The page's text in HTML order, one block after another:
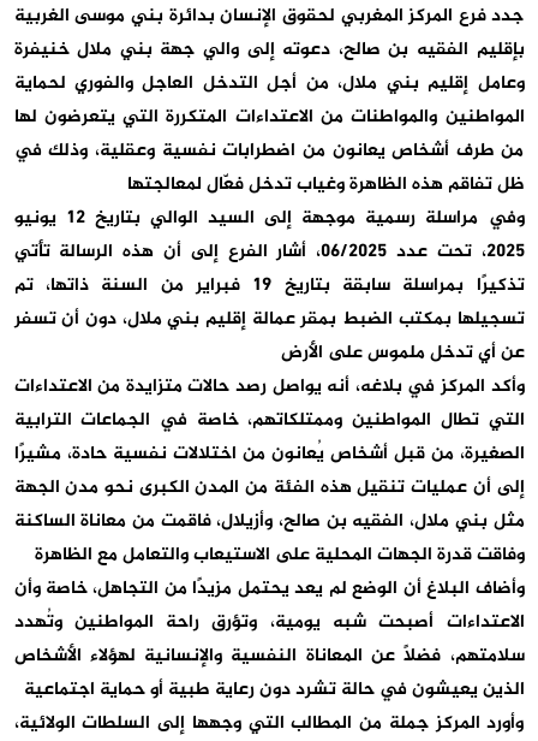
جدد فرع المركز المغربي لحقوق الإنسان بدائرة بني موسى الغربية
بإقليم الفقيه بن صالح، دعوته إلى والي جهة بني ملال خنيفرة
وعامل إقليم بني ملال، من أجل التدخل العاجل والفوري لحماية
المواطنين والمواطنات من الاعتداءات المتكررة التي يتعرضون لها
من طرف أشخاص يعانون من اضطرابات نفسية وعقلية، وذلك في
ظل تفاقم هذه الظاهرة وغياب تدخل فعّال لمعالجتها
وفي مراسلة رسمية موجهة إلى السيد الوالي بتاريخ 12 يونيو
2025، تحت عدد 06/2025، أشار الفرع إلى أن هذه الرسالة تأتي
تذكيرًا بمراسلة سابقة بتاريخ 19 فبراير من السنة ذاتها، تم
تسجيلها بمكتب الضبط بمقر عمالة إقليم بني ملال، دون أن تسفر
عن أي تدخل ملموس على الأرض
وأكد المركز في بلاغه، أنه يواصل رصد حالات متزايدة من الاعتداءات
التي تطال المواطنين وممتلكاتهم، خاصة في الجماعات الترابية
الصغيرة، من قبل أشخاص يُعانون من اختلالات نفسية حادة، مشيرًا
إلى أن عمليات تنقيل هذه الفئة من المدن الكبرى نحو مدن الجهة
مثل بني ملال، الفقيه بن صالح، وأزيلال، فاقمت من معاناة الساكنة
وفاقت قدرة الجهات المحلية على الاستيعاب والتعامل مع الظاهرة
وأضاف البلاغ أن الوضع لم يعد يحتمل مزيدًا من التجاهل، خاصة وأن
الاعتداءات أصبحت شبه يومية، وتؤرق راحة المواطنين وتُهدد
سلامتهم، فضلاً عن المعاناة النفسية والإنسانية لهؤلاء الأشخاص
الذين يعيشون في حالة تشرد دون رعاية طبية أو حماية اجتماعية
وأورد المركز جملة من المطالب التي وجهها إلى السلطات الولائية،